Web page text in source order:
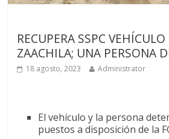
RECUPERA SSPC
ZAACHILA; UNA PERSONA
18 agosto, 2023 Administrator
El vehículo y la persona
puestos a disposición de la